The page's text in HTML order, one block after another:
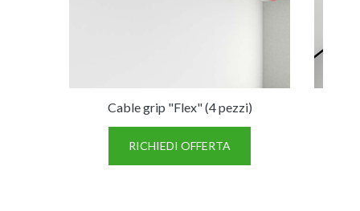
Cable grip "Flex" (4 pezzi)
RICHIEDI OFFERTA